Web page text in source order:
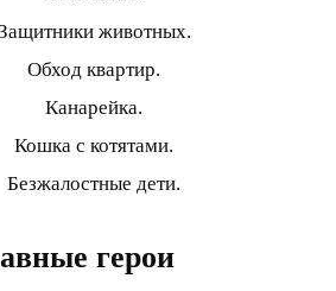
животных.
Обход квартир.
Канарейка.
Кошка с котятами.
Безжалостные дети.
герои